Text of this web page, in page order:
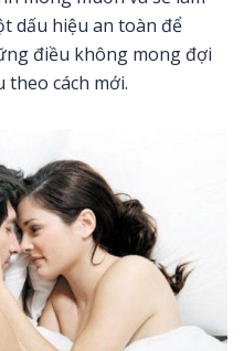
dấu hiệu an toàn để
điều không mong đợi
theo cách mới.